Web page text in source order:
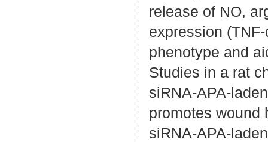
release of NO,
expression
phenotype and
Studies in a rat
siRNA-APA-
promotes wound
siRNA-APA-